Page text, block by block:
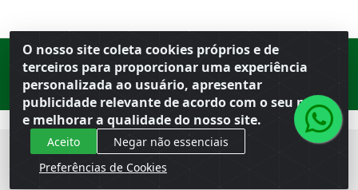
O nosso site coleta cookies próprios e de
terceiros para proporcionar uma experiência
personalizada ao usuário, apresentar
publicidade relevante de acordo com o seu perfil
e melhorar a qualidade do nosso site.
Aceito
Negar não essenciais
Preferências de Cookies
Porto Ferreira ·BR
13.669-899· CNPJ 56.679.863/0001-91
© 2026 Atacado Ideal